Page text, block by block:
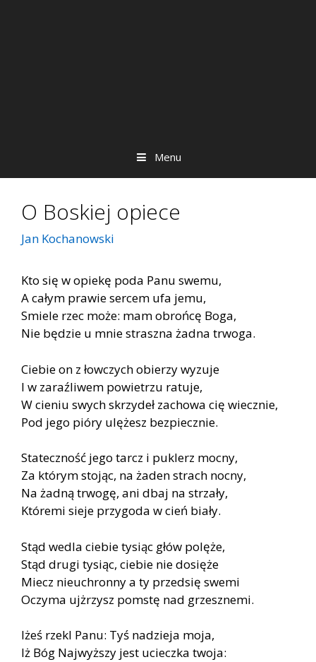
Menu
O Boskiej opiece
Jan Kochanowski
Kto się w opiekę poda Panu swemu,
A całym prawie sercem ufa jemu,
Smiele rzec może: mam obrońcę Boga,
Nie będzie u mnie straszna żadna trwoga.
Ciebie on z łowczych obierzy wyzuje
I w zaraźliwem powietrzu ratuje,
W cieniu swych skrzydeł zachowa cię wiecznie,
Pod jego pióry ulężesz bezpiecznie.
Stateczność jego tarcz i puklerz mocny,
Za którym stojąc, na żaden strach nocny,
Na żadną trwogę, ani dbaj na strzały,
Któremi sieje przygoda w cień biały.
Stąd wedla ciebie tysiąc głów polęże,
Stąd drugi tysiąc, ciebie nie dosięże
Miecz nieuchronny a ty przedsię swemi
Oczyma ujżrzysz pomstę nad grzesznemi.
Iżeś rzekl Panu: Tyś nadzieja moja,
Iż Bóg Najwyższy jest ucieczka twoja: